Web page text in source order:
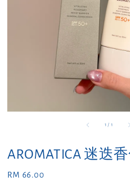
1 / 1
AROMATICA 迷迭
Regular
RM 66.00